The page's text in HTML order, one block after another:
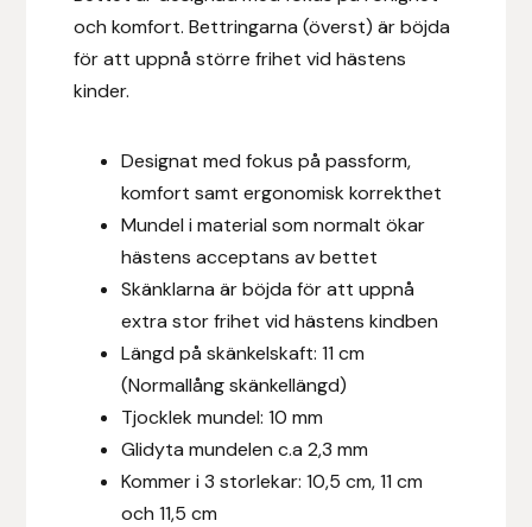
och komfort. Bettringarna (överst) är böjda
för att uppnå större frihet vid hästens
kinder.
Designat med fokus på passform,
komfort samt ergonomisk korrekthet
Mundel i material som normalt ökar
hästens acceptans av bettet
Skänklarna är böjda för att uppnå
extra stor frihet vid hästens kindben
Längd på skänkelskaft: 11 cm
(Normallång skänkellängd)
Tjocklek mundel: 10 mm
Glidyta mundelen c.a 2,3 mm
Kommer i 3 storlekar: 10,5 cm, 11 cm
och 11,5 cm
Fákur Rideudstyr
Globus Sport